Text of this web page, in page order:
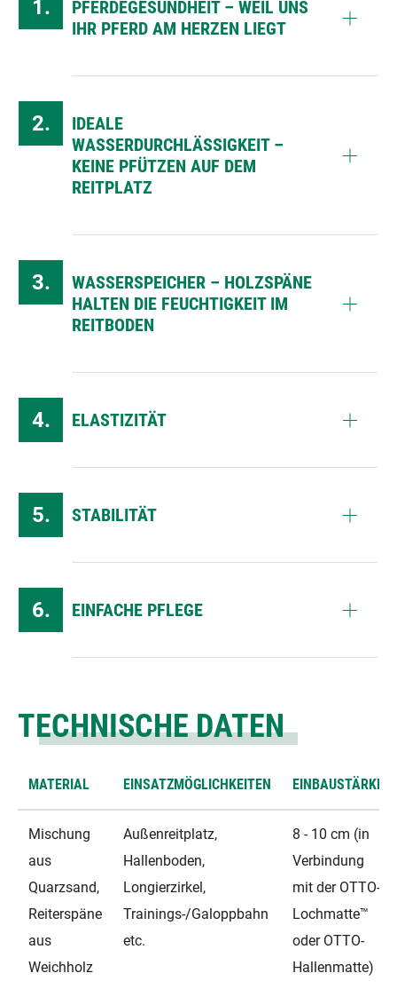
PFERDEGESUNDHEIT – WEIL UNS
IHR PFERD AM HERZEN LIEGT
IDEALE
WASSERDURCHLÄSSIGKEIT –
KEINE PFÜTZEN AUF DEM
REITPLATZ
WASSERSPEICHER – HOLZSPÄNE
HALTEN DIE FEUCHTIGKEIT IM
REITBODEN
ELASTIZITÄT
STABILITÄT
EINFACHE PFLEGE
TECHNISCHE DATEN
MATERIAL EINSATZMÖGLICHKEITEN EINBAUSTÄRKE
Mischung
aus
Quarzsand,
Reiterspäne
aus
Weichholz
Außenreitplatz,
Hallenboden,
Longierzirkel,
Trainings-/Galoppbahn
etc.
8 - 10 cm (in
Verbindung
mit der OTTO-
Lochmatte™
oder OTTO-
Hallenmatte)​